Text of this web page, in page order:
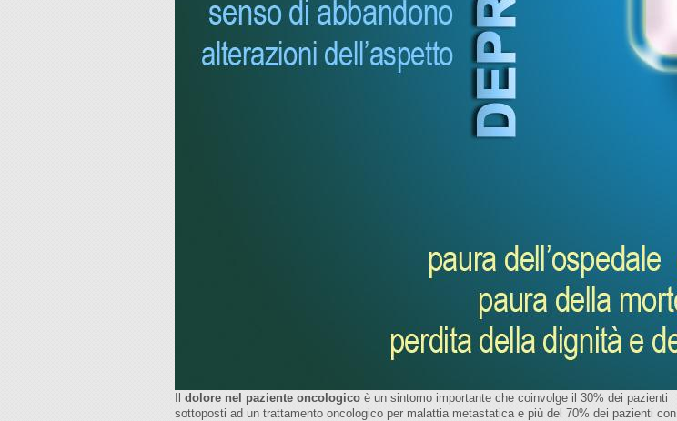
dolore nel paziente oncologico è un sintomo importante che coinvolge il 30% dei pazienti
sottoposti ad un trattamento oncologico per malattia metastatica e più del 70% dei pazienti con